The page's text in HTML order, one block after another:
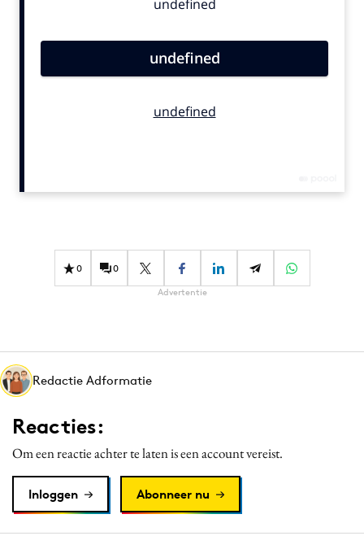
Campagnes
Gedragsverandering
Martech
Media
PR
Programmatic
Purpose Marketing
Reputatie & crisis
0 0
Advertentie
Redactie Adformatie
Reacties:
Om een reactie achter te laten is een account vereist.
Inloggen Abonneer nu